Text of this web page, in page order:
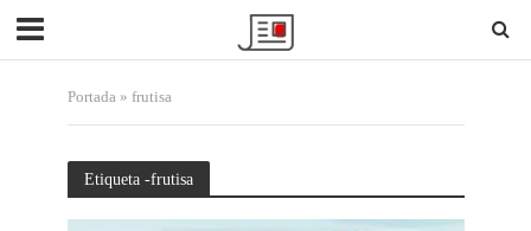
Portada» frutisa
Etiqueta -frutisa